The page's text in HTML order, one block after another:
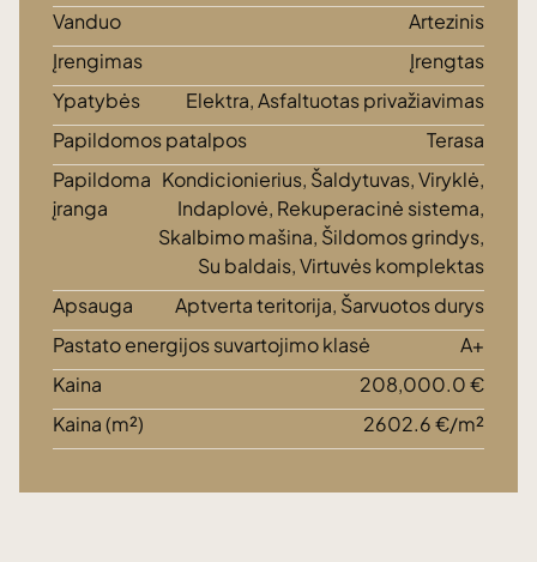
Vanduo
Artezinis
Įrengimas
Įrengtas
Ypatybės
Elektra, Asfaltuotas privažiavimas
Papildomos patalpos
Terasa
Papildoma
įranga
Kondicionierius, Šaldytuvas, Viryklė,
Indaplovė, Rekuperacinė sistema,
Skalbimo mašina, Šildomos grindys,
Su baldais, Virtuvės komplektas
Apsauga
Aptverta teritorija, Šarvuotos durys
Pastato energijos suvartojimo klasė
A+
Kaina
208,000.0 €
Kaina (m²)
2602.6 €/m²